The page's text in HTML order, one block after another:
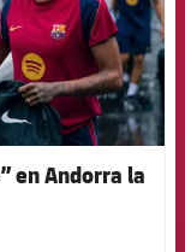
en Andorra la